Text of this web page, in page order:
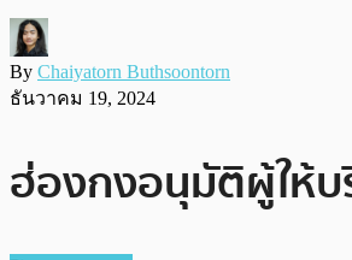
By Chaiyatorn Buthsoontorn
ธันวาคม 19, 2024
ฮ่องกงอนุมัติผู้ให้บ